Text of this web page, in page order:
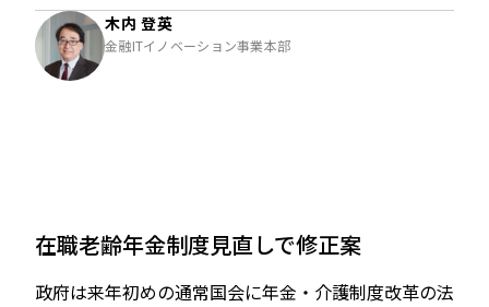
木内 登英
金融ITイノベーション事業本部
在職老齢年金制度見直しで修正案
政府は来年初めの通常国会に年金・介護制度改革の法